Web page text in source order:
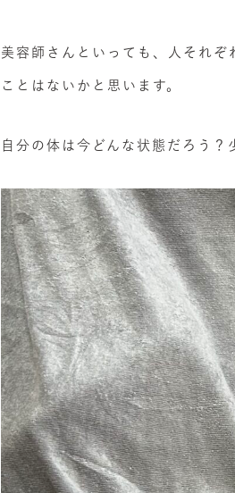
美容師さんといっても、人それ
ことはないかと思います。
自分の体は今どんな状態だろう